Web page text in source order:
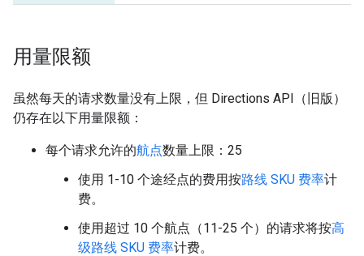
用量限额
虽然每天的请求数量没有上限，但 Directions API（旧版）
仍存在以下用量限额：
每个请求允许的航点数量上限：25
使用 1-10 个途经点的费用按路线 SKU 费率计
费。
使用超过 10 个航点（11-25 个）的请求将按高
级路线 SKU 费率计费。